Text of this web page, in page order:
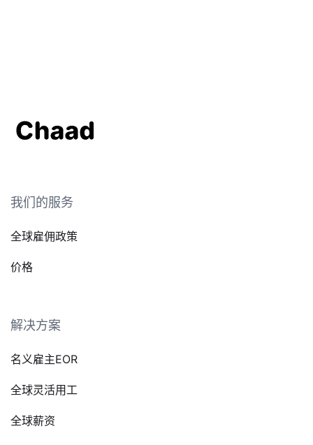
我们的服务
全球雇佣政策
价格
解决方案
名义雇主EOR
全球灵活用工
全球薪资